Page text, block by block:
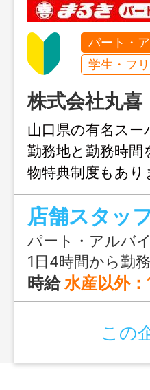
パート・
学生・フ
株式会社丸喜
山口県の有名ス
勤務地と勤務時
物特典制度もあり
店舗スタッ
パート・アルバ
1日4時間から勤
時給水産以外：1,050円～1,110円（8:00～18:00） 1,070円～1,130円（その他の時間帯）
この